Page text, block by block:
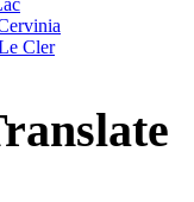
Cler